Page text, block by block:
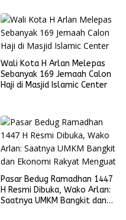
Wali Kota H Arlan Melepas
Sebanyak 169 Jemaah Calon
Haji di Masjid Islamic Center
Pasar Bedug Ramadhan 1447
H Resmi Dibuka, Wako Arlan:
Saatnya UMKM Bangkit dan